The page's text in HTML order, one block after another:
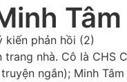
Tâm
kiến phản hồi (2)
nhà. Cô là CHS
ngắn); Minh